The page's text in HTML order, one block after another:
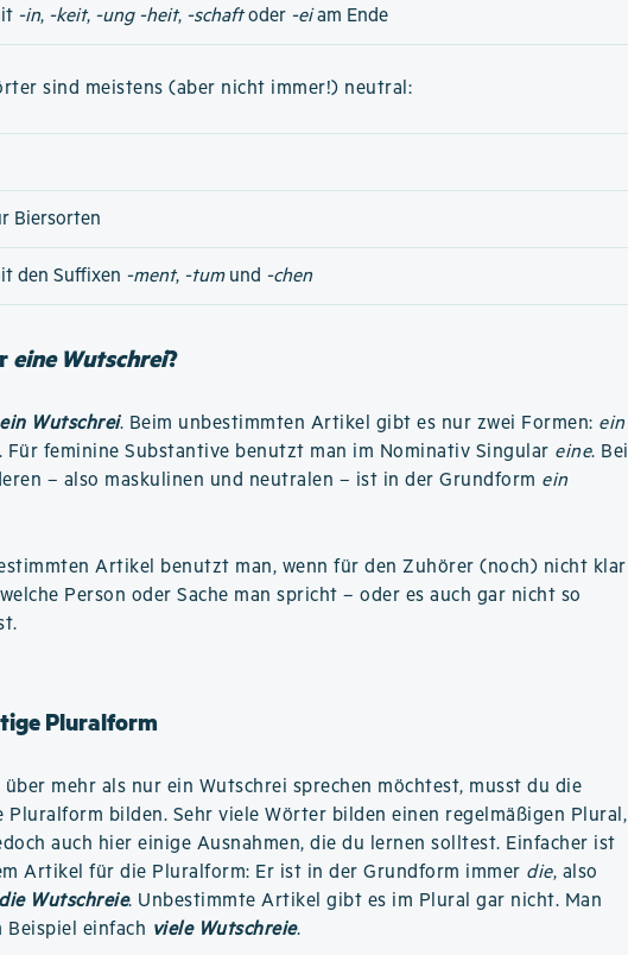
-in, -keit, -ung -heit, -schaftoder -eiam Ende
sind meistens (aber nicht immer!) neutral:
Biersorten
den Suffixen -ment, -tumund -chen
eine Wutschrei?
ein Wutschrei. Beim unbestimmten Artikel gibt es nur zwei Formen: ein
Für feminine Substantive benutzt man im Nominativ Singular eine. Bei
– also maskulinen und neutralen – ist in der Grundform ein
Artikel benutzt man, wenn für den Zuhörer (noch) nicht klar
Person oder Sache man spricht – oder es auch gar nicht so
Pluralform
über mehr als nur ein Wutschrei sprechen möchtest, musst du die
Pluralform bilden. Sehr viele Wörter bilden einen regelmäßigen Plural,
auch hier einige Ausnahmen, die du lernen solltest. Einfacher ist
Artikel für die Pluralform: Er ist in der Grundform immer die, also
die Wutschreie. Unbestimmte Artikel gibt es im Plural gar nicht. Man
Beispiel einfach viele Wutschreie.